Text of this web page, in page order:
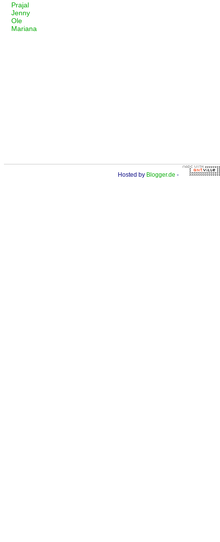
Prajal
Jenny
Ole
Mariana
Hosted by Blogger.de -